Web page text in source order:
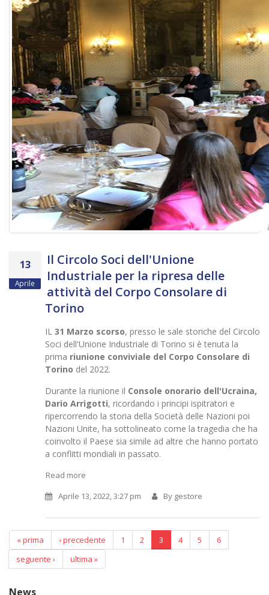
13
Aprile
Il Circolo Soci dell'Unione
Industriale per la ripresa delle
attività del Corpo Consolare di
Torino
IL 31 Marzo scorso, presso le sale storiche del Circolo
Soci dell'Unione Industriale di Torino si è tenuta la
prima riunione conviviale del Corpo Consolare di
Torino del 2022.
Durante la riunione il Console onorario dell'Ucraina,
Dario Arrigotti, ricordando i principi ispitratori e
ripercorrendo la storia della Società delle Nazioni poi
Nazioni Unite, ha sottolineato come la tragedia che ha
coinvolto il Paese sia simile ad altre che hanno portato
a conflitti mondiali in passato.
Read more
Aprile 13, 2022, 3:27 pm
By gestore
Pagine
« prima ‹ precedente 1 2 3 4 5
6
seguente ›
ultima »
News